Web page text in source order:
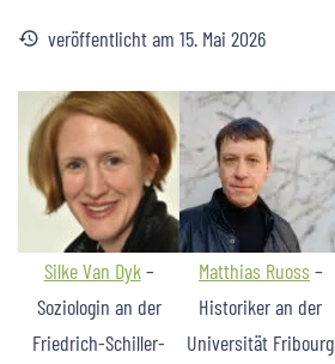
history veröffentlicht am15. Mai 2026
Silke Van Dyk–
Soziologin an der
Friedrich-Schiller-
Matthias Ruoss–
Historiker an der
Universität Fribourg